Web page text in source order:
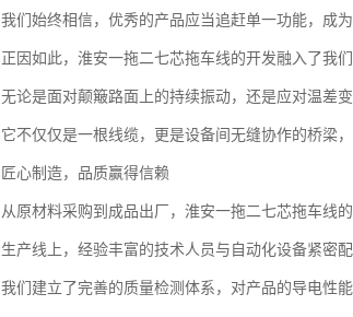
我们始终相信，优秀的产品应当追赶单一功能，成
正因如此，淮安一拖二七芯拖车线的开发融入了我
无论是面对颠簸路面上的持续振动，还是应对温差
它不仅仅是一根线缆，更是设备间无缝协作的桥梁
匠心制造，品质赢得信赖
从原材料采购到成品出厂，淮安一拖二七芯拖车线
生产线上，经验丰富的技术人员与自动化设备紧密
我们建立了完善的质量检测体系，对产品的导电性